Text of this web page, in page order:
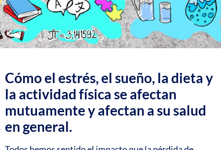
Cómo el estrés, el sueño, la dieta y
la actividad física se afectan
mutuamente y afectan a su salud
en general.